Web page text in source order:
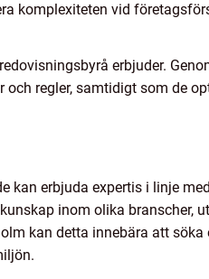
komplexiteten vid
erbjuder.
regler, samtidigt som de
kan erbjuda expertis i linje
inom olika branscher,
kan detta innebära att söka